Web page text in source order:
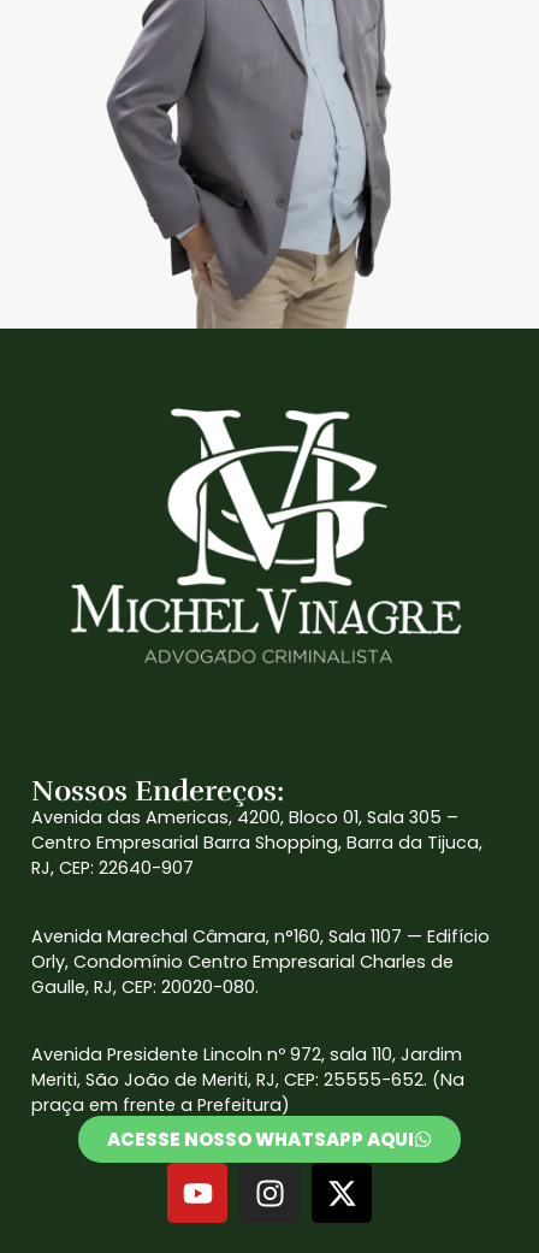
Nossos Endereços:
Avenida das Americas, 4200, Bloco 01, Sala 305 –
Centro Empresarial Barra Shopping, Barra da Tijuca,
RJ, CEP: 22640-907
Avenida Marechal Câmara, n°160, Sala 1107 — Edifício
Orly, Condomínio Centro Empresarial Charles de
Gaulle, RJ, CEP: 20020-080.
Avenida Presidente Lincoln nº 972, sala 110, Jardim
Meriti, São João de Meriti, RJ, CEP: 25555-652. (Na
praça em frente a Prefeitura)
ACESSE NOSSO WHATSAPP AQUI